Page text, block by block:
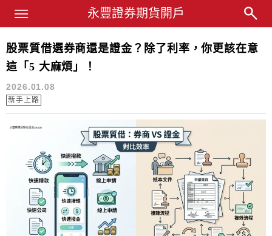
永豐業務經理杜昭逸Blog
永豐證券期貨開戶
Main Menu
股票質借
股票質借選券商還是證金？除了利率，你更該在意
這「5 大麻煩」！
2026.01.08
新手上路